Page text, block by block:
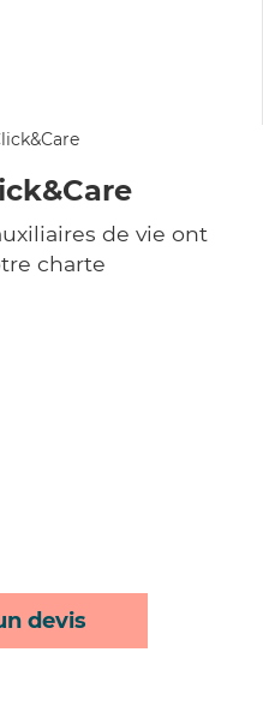
de vie ont
charte
devis